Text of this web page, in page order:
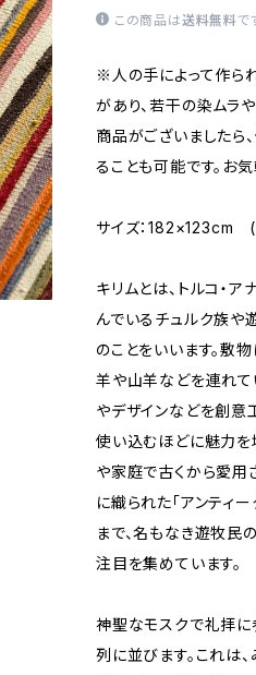
この商品は送料無料で
※人の手によって作ら
があり、若干の染ムラ
商品がございましたら
ることも可能です。お
サイズ：182×123cm
キリムとは、トルコ・
んでいるチュルク族
のことをいいます。敷
羊や山羊などを連れて
やデザインなどを創意
使い込むほどに魅力を
や家庭で古くから愛用
に織られた「アンティ
まで、名もなき遊牧民
注目を集めています。
神聖なモスクで礼拝に
列に並びます。これは